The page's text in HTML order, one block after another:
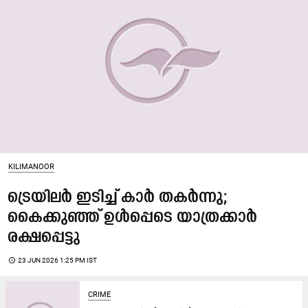
KILIMANOOR
ട്രെയിലര്‍ ഇടിച്ച് കാര്‍ തകര്‍ന്നു;
കൈക്കുഞ്ഞ് ഉൾപ്പെടെ യാത്രക്കാർ
രക്ഷപ്പെട്ടു
access_time 23 JUN 2026 1:25 PM IST
CRIME